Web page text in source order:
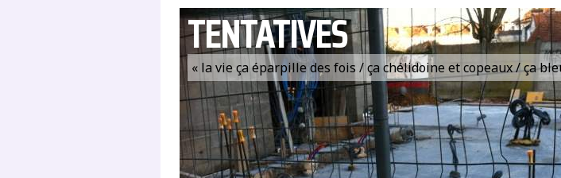
TENTATIVES
« la vie ça éparpille des fois / ça chélidoine et copeaux / ça